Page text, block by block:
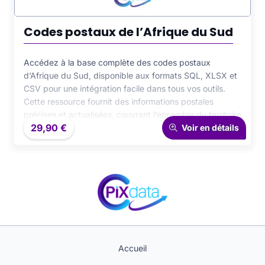
Codes postaux de l’Afrique du Sud
Accédez à la base complète des codes postaux
d’Afrique du Sud, disponible aux formats SQL, XLSX et
CSV pour une intégration facile dans tous vos outils.
Cette ressource fournit des informations postales
précises et actualisées, couvrant l’ensemble du territoire
sud-africain. Idéale pour les applications de logistique,
e-commerce ou CRM, elle garantit une fiabilité optimale,
données postales fiables.
29,90 € Voir en détails
Accueil